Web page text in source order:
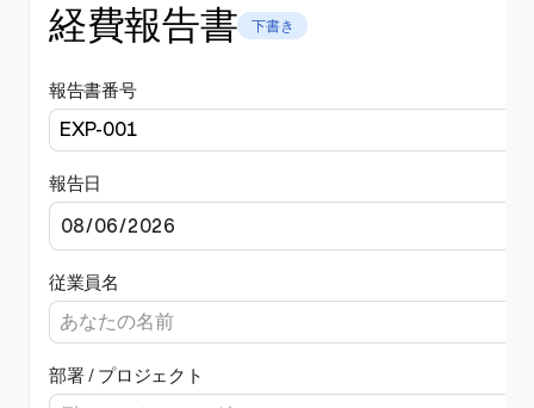
経費報告書 下書き
報告書番号
報告日
従業員名
部署 / プロジェクト